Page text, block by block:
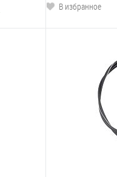
В избранное